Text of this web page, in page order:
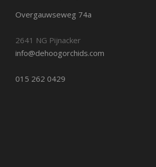
Overgauwseweg 74a
2641 NG Pijnacker
info@dehoogorchids.com
015 262 0429